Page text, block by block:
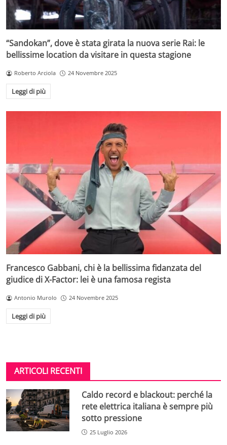
“Sandokan”, dove è stata girata la nuova serie Rai: le
bellissime location da visitare in questa stagione
Roberto Arciola 24 Novembre 2025
Leggi di più
Francesco Gabbani, chi è la bellissima fidanzata del
giudice di X-Factor: lei è una famosa regista
Antonio Murolo 24 Novembre 2025
Leggi di più
ARTICOLI RECENTI
Caldo record e blackout: perché la
rete elettrica italiana è sempre più
sotto pressione
25 Luglio 2026